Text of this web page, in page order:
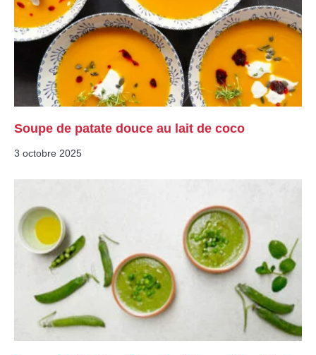
Soupe de patate douce au lait de coco
3 octobre 2025